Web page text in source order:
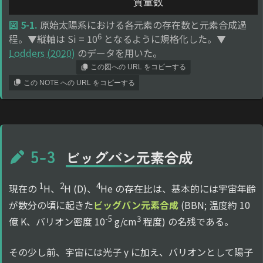
図 5-1. 原始太陽系における各元素の存在数と元素合成過
程。▼縦軸は Si = 106 となるように規格化した。▼
Lodders (2020) のデータを用いた。
この図への URL をコピーする
この NOTE への URL をコピーする
5-3 ビッグバン元素合成
現在の 1 H、 2H (D)、4He の存在比は、基本的には宇宙年齢
が数分の頃に起きたビッグバン元素合成 (BBN; 温度約 10
億 K、バリオン密度 10-5 g/cm3 程度) の名残である。
その少し前、宇宙には光子 γ に加え、バリオンとして陽子